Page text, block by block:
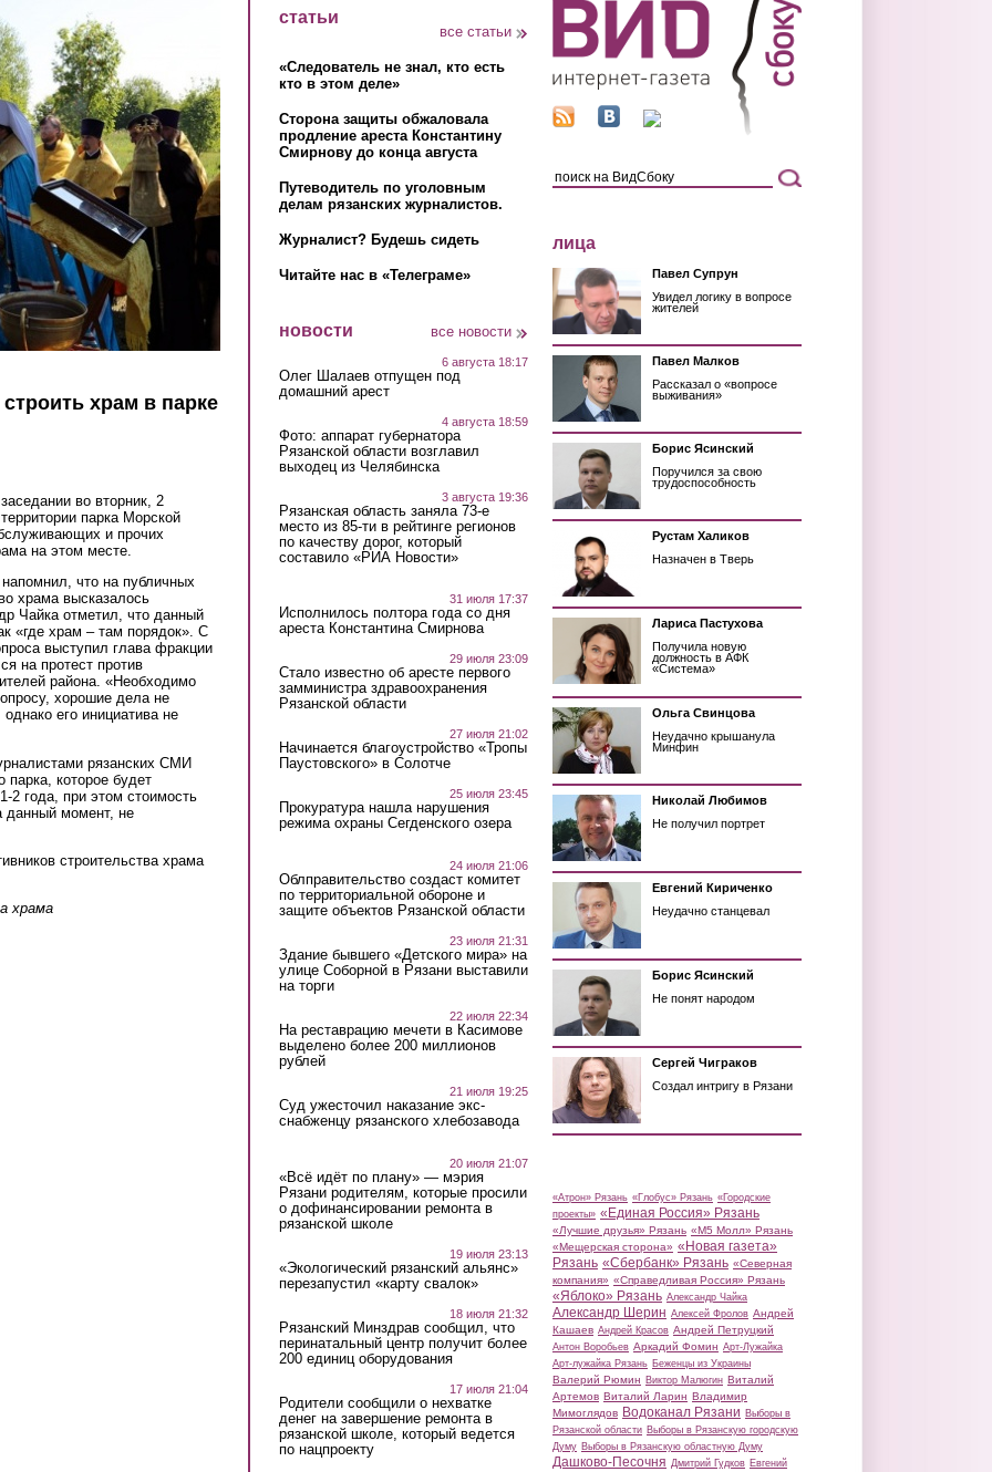
храм в парке
во вторник, 2
парка Морской
и прочих
на этом месте.
что на публичных
храма высказалось
Чайка отметил, что данный
«где храм – там порядок». С
выступил глава фракции
на протест против
района. «Необходимо
хорошие дела не
его инициатива не
рязанских СМИ
парка, которое будет
2 года, при этом стоимость
данный момент, не
строительства храма
храма
статьи
все статьи
«Следователь не знал, кто есть
кто в этом деле»
Сторона защиты обжаловала
продление ареста Константину
Смирнову до конца августа
Путеводитель по уголовным
делам рязанских журналистов.
Журналист? Будешь сидеть
Читайте нас в «Телеграме»
новости все новости
6 августа 18:17
Олег Шалаев отпущен под
домашний арест
4 августа 18:59
Фото: аппарат губернатора
Рязанской области возглавил
выходец из Челябинска
3 августа 19:36
Рязанская область заняла 73-е
место из 85-ти в рейтинге регионов
по качеству дорог, который
составило «РИА Новости»
31 июля 17:37
Исполнилось полтора года со дня
ареста Константина Смирнова
29 июля 23:09
Стало известно об аресте первого
замминистра здравоохранения
Рязанской области
27 июля 21:02
Начинается благоустройство «Тропы
Паустовского» в Солотче
25 июля 23:45
Прокуратура нашла нарушения
режима охраны Сегденского озера
24 июля 21:06
Облправительство создаст комитет
по территориальной обороне и
защите объектов Рязанской области
23 июля 21:31
Здание бывшего «Детского мира» на
улице Соборной в Рязани выставили
на торги
22 июля 22:34
На реставрацию мечети в Касимове
выделено более 200 миллионов
рублей
21 июля 19:25
Суд ужесточил наказание экс-
снабженцу рязанского хлебозавода
20 июля 21:07
«Всё идёт по плану» — мэрия
Рязани родителям, которые просили
о дофинансировании ремонта в
рязанской школе
19 июля 23:13
«Экологический рязанский альянс»
перезапустил «карту свалок»
18 июля 21:32
Рязанский Минздрав сообщил, что
перинатальный центр получит более
200 единиц оборудования
17 июля 21:04
Родители сообщили о нехватке
денег на завершение ремонта в
рязанской школе, который ведется
по нацпроекту
лица
Павел Супрун
Увидел логику в вопросе
жителей
Павел Малков
Рассказал о «вопросе
выживания»
Борис Ясинский
Поручился за свою
трудоспособность
Рустам Халиков
Назначен в Тверь
Лариса Пастухова
Получила новую
должность в АФК
«Система»
Ольга Свинцова
Неудачно крышанула
Минфин
Николай Любимов
Не получил портрет
Евгений Кириченко
Неудачно станцевал
Борис Ясинский
Не понят народом
Сергей Чиграков
Создал интригу в Рязани
«Атрон» Рязань «Глобус» Рязань «Городские
проекты» «Единая Россия» Рязань
«Лучшие друзья» Рязань «М5 Молл» Рязань
«Мещерская сторона» «Новая газета»
Рязань «Сбербанк» Рязань «Северная
компания» «Справедливая Россия» Рязань
«Яблоко» Рязань Александр Чайка
Александр Шерин Алексей Фролов Андрей
Кашаев Андрей Красов Андрей Петруцкий
Антон Воробьев Аркадий Фомин Арт-Лужайка
Арт-лужайка Рязань Беженцы из Украины
Валерий Рюмин Виктор Малюгин Виталий
Артемов Виталий Ларин Владимир
Мимоглядов Водоканал Рязани Выборы в
Рязанской области Выборы в Рязанскую городскую
Думу Выборы в Рязанскую областную Думу
Дашково-Песочня Дмитрий Гудков Евгений